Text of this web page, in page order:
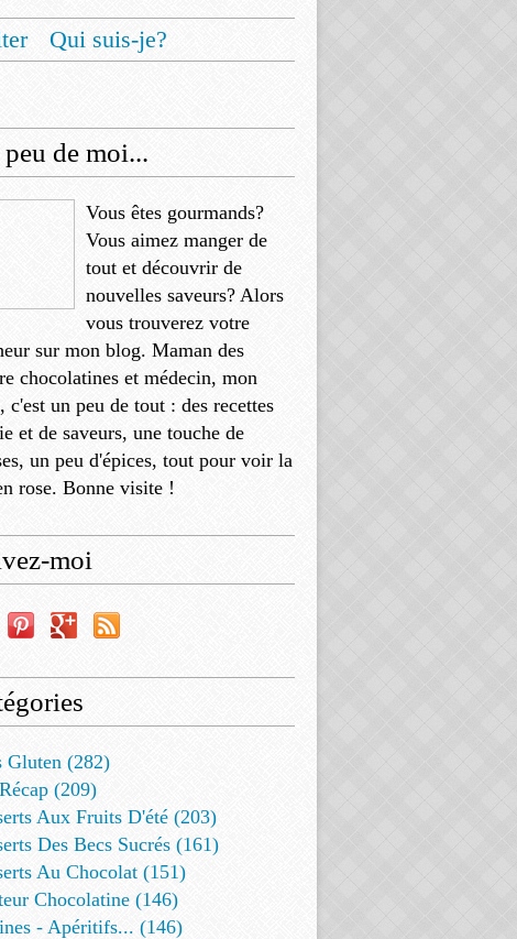
Qui suis-je?
de moi...
Vous êtes gourmands?
Vous aimez manger de
tout et découvrir de
nouvelles saveurs? Alors
vous trouverez votre
sur mon blog. Maman des
chocolatines et médecin, mon
c'est un peu de tout : des recettes
et de saveurs, une touche de
un peu d'épices, tout pour voir la
rose. Bonne visite !
moi
Gluten (282)
(209)
Aux Fruits D'été (203)
Des Becs Sucrés (161)
Au Chocolat (151)
Chocolatine (146)
- Apéritifs... (146)